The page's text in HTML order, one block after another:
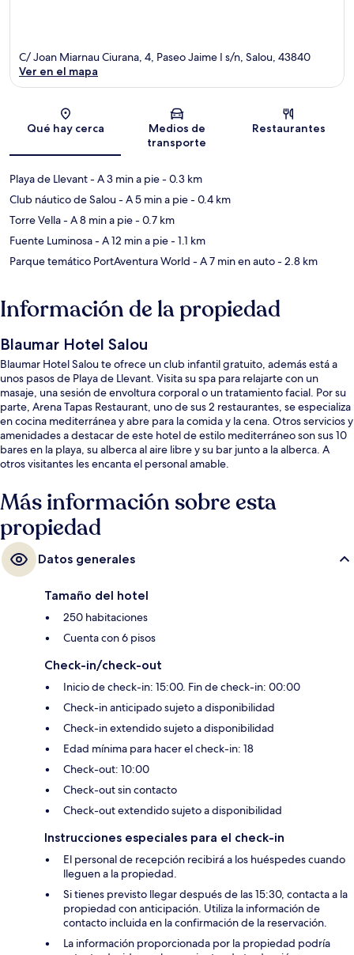
Sección del mapa
C/ Joan Miarnau Ciurana, 4, Paseo Jaime I s/n, Salou, 43840
Ver en el mapa
Qué hay cerca
Medios de
transporte
Restaurantes
Playa de Llevant- A 3 min a pie- 0.3 km
Club náutico de Salou- A 5 min a pie- 0.4 km
Torre Vella- A 8 min a pie- 0.7 km
Fuente Luminosa- A 12 min a pie- 1.1 km
Parque temático PortAventura World - A 7 min en auto- 2.8 km
Información de la propiedad
Blaumar Hotel Salou
Blaumar Hotel Salou te ofrece un club infantil gratuito, además está a
unos pasos de Playa de Llevant. Visita su spa para relajarte con un
masaje, una sesión de envoltura corporal o un tratamiento facial. Por su
parte, Arena Tapas Restaurant, uno de sus 2 restaurantes, se especializa
en cocina mediterránea y abre para la comida y la cena. Otros servicios y
amenidades a destacar de este hotel de estilo mediterráneo son sus 10
bares en la playa, su alberca al aire libre y su bar junto a la alberca. A
otros visitantes les encanta el personal amable.
Más información sobre esta
propiedad
Datos generales
Tamaño del hotel
250 habitaciones
Cuenta con 6 pisos
Check-in/check-out
Inicio de check-in: 15:00. Fin de check-in: 00:00
Check-in anticipado sujeto a disponibilidad
Check-in extendido sujeto a disponibilidad
Edad mínima para hacer el check-in: 18
Check-out: 10:00
Check-out sin contacto
Check-out extendido sujeto a disponibilidad
Instrucciones especiales para el check-in
El personal de recepción recibirá a los huéspedes cuando
lleguen a la propiedad.
Si tienes previsto llegar después de las 15:30, contacta a la
propiedad con anticipación. Utiliza la información de
contacto incluida en la confirmación de la reservación.
La información proporcionada por la propiedad podría